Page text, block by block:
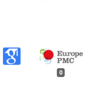
0